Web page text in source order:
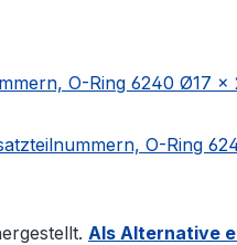
O-Ring 6240 Ø17 ×
O-Ring
Als Alternative